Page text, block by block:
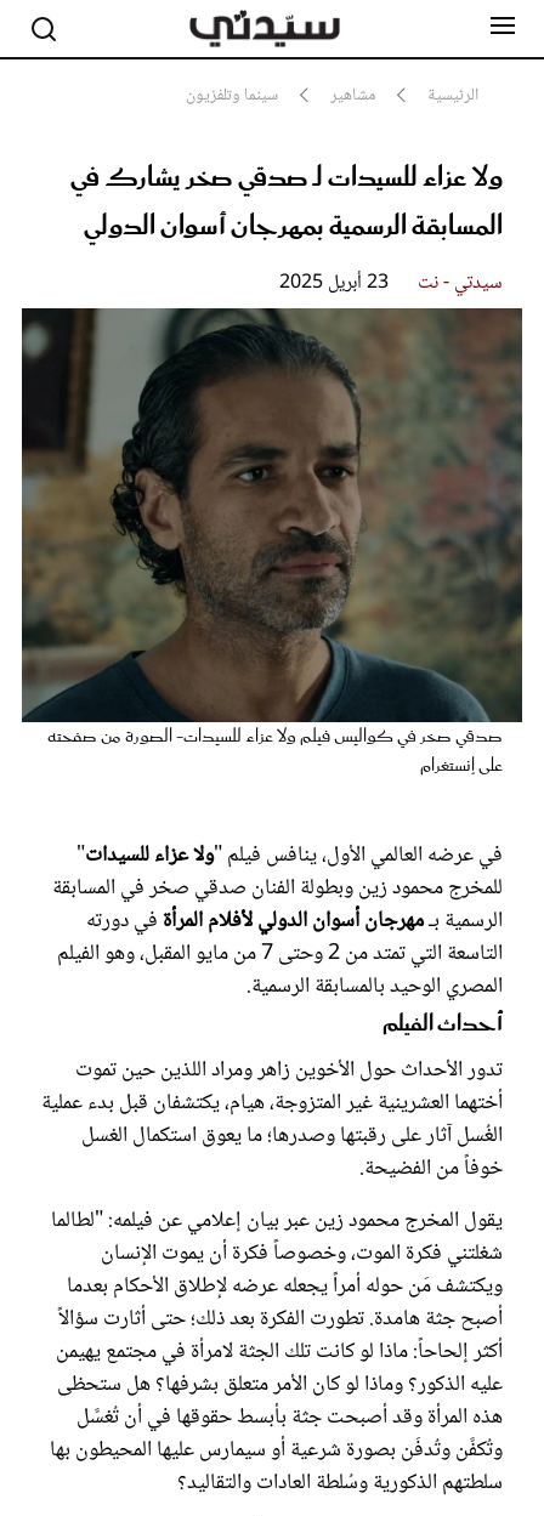
الرئيسية مشاهير سينما وتلفزيون
ولا عزاء للسيدات لـ صدقي صخر يشارك في
المسابقة الرسمية بمهرجان أسوان الدولي
سيدتي - نت 23 أبريل 2025
صدقي صخر في كواليس فيلم ولا عزاء للسيدات- الصورة من صفحته
على إنستغرام
في عرضه العالمي الأول، ينافس فيلم "ولا عزاء للسيدات"
للمخرج محمود زين وبطولة الفنان صدقي صخر في المسابقة
الرسمية بـمهرجان أسوان الدولي لأفلام المرأةفي دورته
التاسعة التي تمتد من 2 وحتى 7 من مايو المقبل، وهو الفيلم
المصري الوحيد بالمسابقة الرسمية.
أحداث الفيلم
تدور الأحداث حول الأخوين زاهر ومراد اللذين حين تموت
أختهما العشرينية غير المتزوجة، هيام، يكتشفان قبل بدء عملية
الغُسل آثار على رقبتها وصدرها؛ ما يعوق استكمال الغسل
خوفاً من الفضيحة.
يقول المخرج محمود زين عبر بيان إعلامي عن فيلمه: "لطالما
شغلتني فكرة الموت، وخصوصاً فكرة أن يموت الإنسان
ويكتشف مَن حوله أمراً يجعله عرضه لإطلاق الأحكام بعدما
أصبح جثة هامدة. تطورت الفكرة بعد ذلك؛ حتى أثارت سؤالاً
أكثر إلحاحاً: ماذا لو كانت تلك الجثة لامرأة في مجتمع يهيمن
عليه الذكور؟ وماذا لو كان الأمر متعلق بشرفها؟ هل ستحظى
هذه المرأة وقد أصبحت جثة بأبسط حقوقها في أن تُغسَّل
وتُكفَّن وتُدفَن بصورة شرعية أو سيمارس عليها المحيطون بها
سلطتهم الذكورية وسُلطة العادات والتقاليد؟
مشاهير
جمال
سيدتي وطفلك
لايف ستايل
مطبخ سيدتي
مقالات الرأي
تقارير
عروس سيدتي
مجلة سيدتي
غلاف رفمي